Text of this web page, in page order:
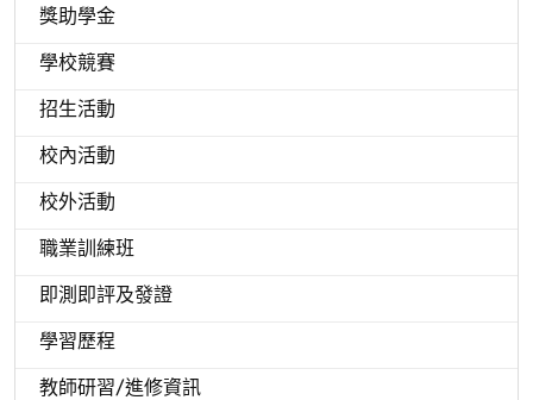
獎助學金
學校競賽
招生活動
校內活動
校外活動
職業訓練班
即測即評及發證
學習歷程
教師研習/進修資訊